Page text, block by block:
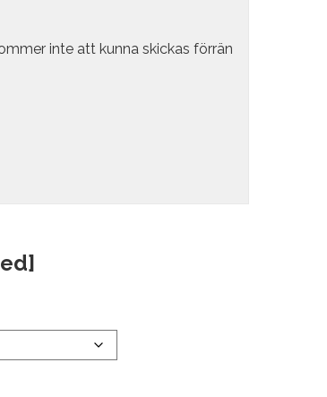
inte att kunna skickas förrän